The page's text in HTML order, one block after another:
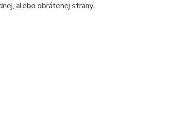
alebo obrátenej strany.